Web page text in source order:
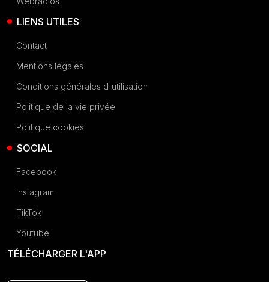
LIENS UTILES
Contact
Mentions légales
Conditions générales d'utilisation
Politique de la vie privée
Politique cookies
SOCIAL
Facebook
Instagram
TikTok
Youtube
TÉLÉCHARGER L'APP